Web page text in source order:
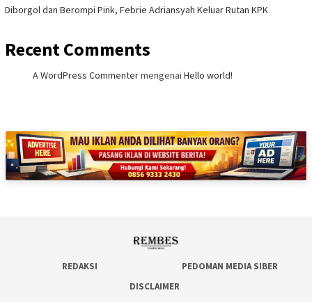
Diborgol dan Berompi Pink, Febrie Adriansyah Keluar Rutan KPK
Recent Comments
A WordPress Commentermengenai Hello world!
REDAKSI
PEDOMAN MEDIA SIBER
DISCLAIMER